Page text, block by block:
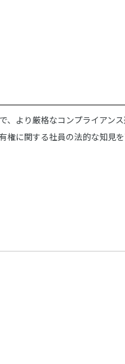
より厳格なコンプライアンス
権に関する社員の法的な知見